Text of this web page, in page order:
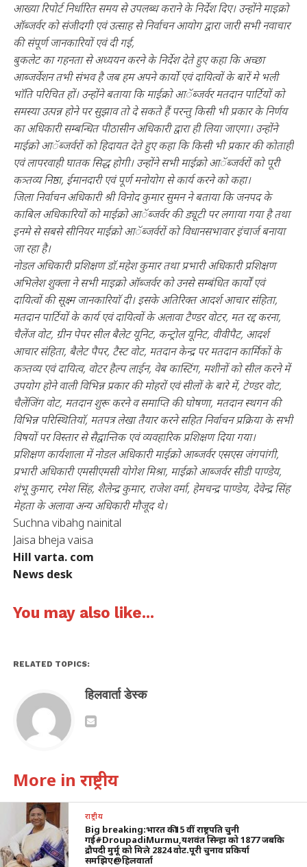
आख्या रिपोर्ट निर्धारित समय से उपलब्ध कराने के निर्देश दिए। उन्होंने माइक्रो
ऑब्जर्वर को संजीदगी एवं उत्साह से निर्वाचन आयोग द्वारा जारी सभी नवाचार
की संपूर्ण जानकारियों एवं दी गई,
बुकलेट का गहनता से अध्ययन करने के निर्देश देते हुए कहा कि अच्छा
आब्जर्वेशन तभी संभव है जब हम अपने कार्यो एवं दायित्वों के बारें मे भली
भाॅति परिचित हों। उन्होंने बताया कि माईक्रो आॅब्जर्वर मतदान पार्टियों को
समस्या उत्पन्न होने पर सुझाव तो दे सकते हैं परन्तु किसी भी प्रकार के निर्णय
का अधिकारी सम्बन्धित पीठासीन अधिकारी द्वारा ही लिया जाएगा। उन्होंने
माईक्रो आॅब्जर्वरों को हिदायत देते हुए कहा कि किसी भी प्रकार की कोताही
एवं लापरवाही घातक सिद्ध होगी। उन्होंने सभी माईक्रो आॅब्जर्वरों को पूरी
कत्र्तव्य निष्ठा, ईमानदारी एवं पूर्ण मनोयोग से कार्य करने को कहा।
जिला निर्वाचन अधिकारी श्री विनोद कुमार सुमन ने बताया कि जनपद के
काबिल अधिकारियों को माईक्रो आॅब्जर्वर की ड्यूटी पर लगाया गया है तथा
इनमे से सबसे सीनियर माईक्रो आॅब्जर्वरों को विधानसभावार इंचार्ज बनाया
जा रहा है।
नोडल अधिकारी प्रशिक्षण डाॅ.महेश कुमार तथा प्रभारी अधिकारी प्रशिक्षण
अभिलेश शुक्ला ने सभी माइक्रो ऑब्जर्वर को उनसे सम्बंधित कार्यों एवं
दायित्वों की सूक्ष्म जानकारियाॅ दी। इसके अतिरिक्त आदर्श आचार संहिता,
मतदान पार्टियों के कार्य एवं दायित्वों के अलावा टैण्डर वोटर, मत रद्द करना,
चैलेंज वोट, ग्रीन पेपर सील बैलेट यूनिट, कन्ट्रोल यूनिट, वीवीपैट, आदर्श
आचार संहिता, बैलेट पैपर, टैस्ट वोट, मतदान केन्द्र पर मतदान कार्मिकों के
कत्र्तव्य एवं दायित्व, वोटर हैल्प लाईन, वेब कास्टिंग, मशीनों को सील करने में
उपयोग होने वाली विभिन्न प्रकार की मोहरों एवं सीलों के बारे में, टेण्डर वोट,
चैलेंजिंग वोट, मतदान शुरू करने व समाप्ति की घोषणा, मतदान स्थगन की
विभिन्न परिस्थितियाॅ, मतपत्र लेखा तैयार करने सहित निर्वाचन प्रक्रिया के सभी
विषयों पर विस्तार से सैद्वान्तिक एवं व्यवहारिक प्रशिक्षण दिया गया।
प्रशिक्षण कार्यशाला में नोडल अधिकारी माईक्रो आब्जर्वर एसएस जंगपांगी,
प्रभारी अधिकारी एमसीएमसी योगेश मिश्रा, माईक्रो आब्जर्वर सीडी पाण्डेय,
शंभू कुमार, रमेश सिंह, शैलेन्द्र कुमार, राजेश वर्मा, हेमचन्द्र पाण्डेय, देवेन्द्र सिंह
मेहता के अलावा अन्य अधिकारी मौजूद थे।
Suchna vibahg nainital
Jaisa bheja vaisa
Hill varta. com
News desk
You may also like...
RELATED TOPICS:
हिलवार्ता डेस्क
More in राष्ट्रीय
राष्ट्रीय
Big breaking:भारत की15 वीं राष्ट्रपति चुनी
गई#DroupadiMurmu,यशवंत सिन्हा को 1877 जबकि
द्रौपदी मुर्मू को मिले 2824 वोट.पूरी चुनाव प्रकिर्या
समझिए@हिलवार्ता